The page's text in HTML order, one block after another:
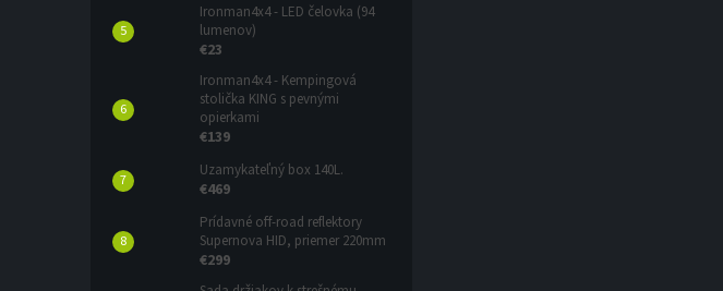
Ironman4x4 - LED čelovka (94
lumenov)
€23
Ironman4x4 - Kempingová
stolička KING s pevnými
opierkami
€139
Uzamykateľný box 140L.
€469
Prídavné off-road reflektory
Supernova HID, priemer 220mm
€299